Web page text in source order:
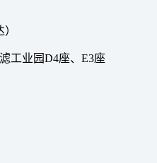
工业园D4座、E3座